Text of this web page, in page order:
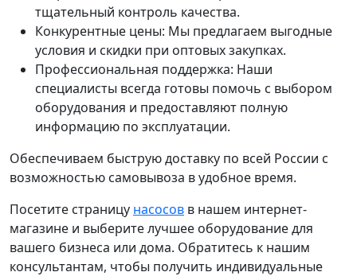
тщательный контроль качества.
Конкурентные цены: Мы предлагаем выгодные
условия и скидки при оптовых закупках.
Профессиональная поддержка: Наши
специалисты всегда готовы помочь с выбором
оборудования и предоставляют полную
информацию по эксплуатации.
Обеспечиваем быструю доставку по всей России с
возможностью самовывоза в удобное время.
Посетите страницу насосов в нашем интернет-
магазине и выберите лучшее оборудование для
вашего бизнеса или дома. Обратитесь к нашим
консультантам, чтобы получить индивидуальные